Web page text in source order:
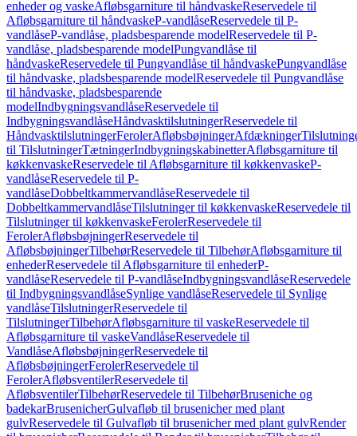
enheder og vaskeAfløbsgarniture til håndvaskeReservedele til
Afløbsgarniture til håndvaskeP-vandlåseReservedele til P-
vandlåseP-vandlåse, pladsbesparende modelReservedele til P-
vandlåse, pladsbesparende modelPungvandlåse til
håndvaskeReservedele til Pungvandlåse til håndvaskePungvandlåse
til håndvaske, pladsbesparende modelReservedele til Pungvandlåse
til håndvaske, pladsbesparende
modelIndbygningsvandlåseReservedele til
IndbygningsvandlåseHåndvasktilslutningerReservedele til
HåndvasktilslutningerFerolerAfløbsbøjningerAfdækninger
til TilslutningerTætningerIndbygningskabinetterAfløbsgarniture til
køkkenvaskeReservedele til Afløbsgarniture til køkkenvaskeP-
vandlåseReservedele til P-
vandlåseDobbeltkammervandlåseReservedele til
DobbeltkammervandlåseTilslutninger til køkkenvaskeReservedele til
Tilslutninger til køkkenvaskeFerolerReservedele til
FerolerAfløbsbøjningerReservedele til
AfløbsbøjningerTilbehørReservedele til TilbehørAfløbsgarniture til
enhederReservedele til Afløbsgarniture til enhederP-
vandlåseReservedele til P-vandlåseIndbygningsvandlåseReservedele
til IndbygningsvandlåseSynlige vandlåseReservedele til Synlige
vandlåseTilslutningerReservedele til
TilslutningerTilbehørAfløbsgarniture til vaskeReservedele til
Afløbsgarniture til vaskeVandlåseReservedele til
VandlåseAfløbsbøjningerReservedele til
AfløbsbøjningerFerolerReservedele til
FerolerAfløbsventilerReservedele til
AfløbsventilerTilbehørReservedele til TilbehørBruseniche og
badekarBrusenicherGulvafløb til brusenicher med plant
gulvReservedele til Gulvafløb til brusenicher med plant gulvRender